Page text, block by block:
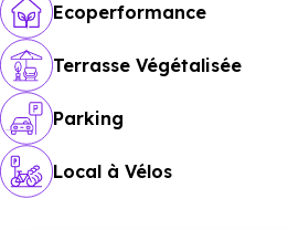
Ecoperformance
Terrasse Végétalisée
Parking
Local à Vélos